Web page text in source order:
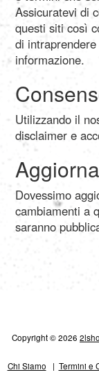
Assicuratevi di
questi siti così
di
informazione.
Utilizzando il
disclaimer e
Dovessimo
cambiamenti a
saranno
Copyright © 2026
Chi Siamo | Termini e